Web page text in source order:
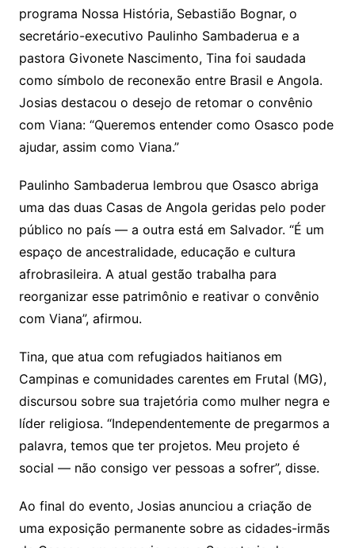
programa Nossa História, Sebastião Bognar, o
secretário-executivo Paulinho Sambaderua e a
pastora Givonete Nascimento, Tina foi saudada
como símbolo de reconexão entre Brasil e Angola.
Josias destacou o desejo de retomar o convênio
com Viana: “Queremos entender como Osasco pode
ajudar, assim como Viana.”
Paulinho Sambaderua lembrou que Osasco abriga
uma das duas Casas de Angola geridas pelo poder
público no país — a outra está em Salvador. “É um
espaço de ancestralidade, educação e cultura
afrobrasileira. A atual gestão trabalha para
reorganizar esse patrimônio e reativar o convênio
com Viana”, afirmou.
Tina, que atua com refugiados haitianos em
Campinas e comunidades carentes em Frutal (MG),
discursou sobre sua trajetória como mulher negra e
líder religiosa. “Independentemente de pregarmos a
palavra, temos que ter projetos. Meu projeto é
social — não consigo ver pessoas a sofrer”, disse.
Ao final do evento, Josias anunciou a criação de
uma exposição permanente sobre as cidades-irmãs